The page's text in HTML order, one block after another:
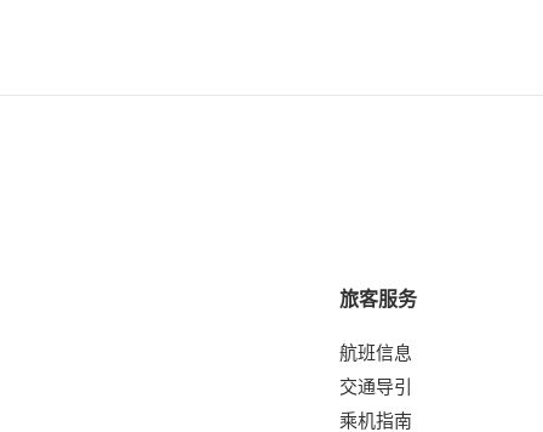
旅客服务
航班信息
交通导引
乘机指南